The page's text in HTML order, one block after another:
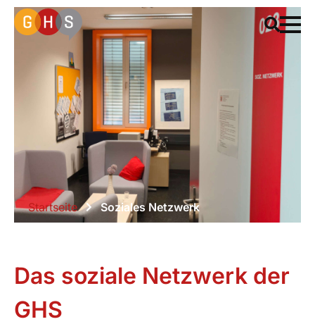
Startseite Soziales Netzwerk
Das soziale Netzwerk der
GHS